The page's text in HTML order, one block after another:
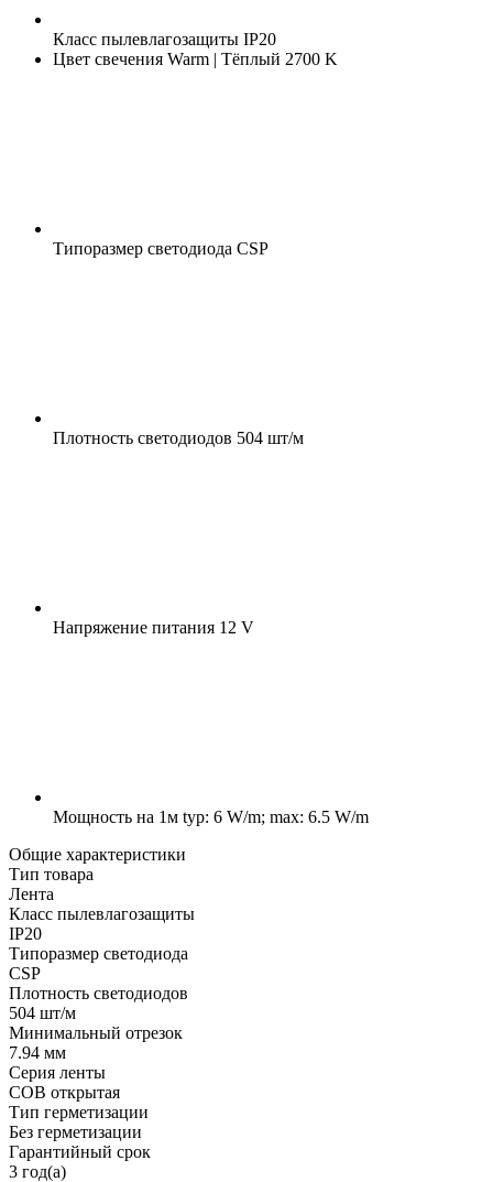
Класс пылевлагозащиты IP20
Цвет свечения Warm | Тёплый 2700 K
Типоразмер светодиода CSP
Плотность светодиодов 504 шт/м
Напряжение питания 12 V
Мощность на 1м typ: 6 W/m; max: 6.5 W/m
Общие характеристики
Тип товара
Лента
Класс пылевлагозащиты
IP20
Типоразмер светодиода
CSP
Плотность светодиодов
504 шт/м
Минимальный отрезок
7.94 мм
Серия ленты
COB открытая
Тип герметизации
Без герметизации
Гарантийный срок
3 год(а)